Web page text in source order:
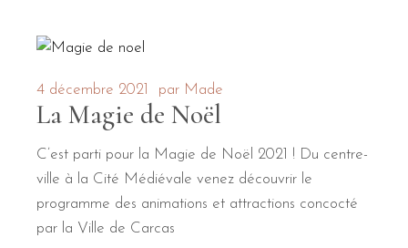
4 décembre 2021 par Made
La Magie de Noël
C’est parti pour la Magie de Noël 2021 ! Du centre-
ville à la Cité Médiévale venez découvrir le
programme des animations et attractions concocté
par la Ville de Carcas